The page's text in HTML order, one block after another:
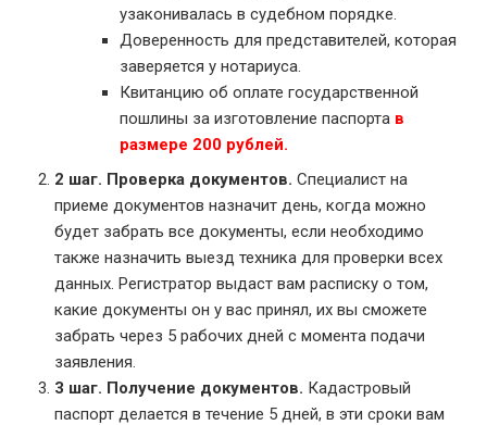
узаконивалась в судебном порядке.
Доверенность для представителей, которая
заверяется у нотариуса.
Квитанцию об оплате государственной
пошлины за изготовление паспорта в
размере 200 рублей.
2 шаг. Проверка документов. Специалист на
приеме документов назначит день, когда можно
будет забрать все документы, если необходимо
также назначить выезд техника для проверки всех
данных. Регистратор выдаст вам расписку о том,
какие документы он у вас принял, их вы сможете
забрать через 5 рабочих дней с момента подачи
заявления.
3 шаг. Получение документов. Кадастровый
паспорт делается в течение 5 дней, в эти сроки вам